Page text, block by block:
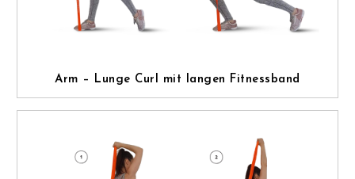
Arm – Lunge Curl mit langen Fitnessband